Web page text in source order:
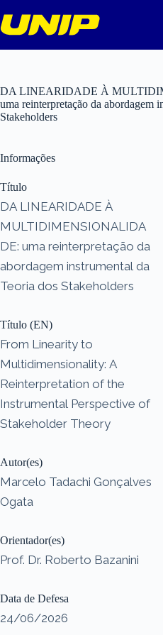
para
o
DA LINEARIDADE À
uma reinterpretação da abordagem
Stakeholders
Informações
Título
DA LINEARIDADE À
MULTIDIMENSIONALIDA
DE: uma reinterpretação da
abordagem instrumental da
Teoria dos Stakeholders
Título (EN)
From Linearity to
Multidimensionality: A
Reinterpretation of the
Instrumental Perspective of
Stakeholder Theory
Autor(es)
Marcelo Tadachi Gonçalves
Ogata
Orientador(es)
Prof. Dr. Roberto Bazanini
Data de Defesa
24/06/2026